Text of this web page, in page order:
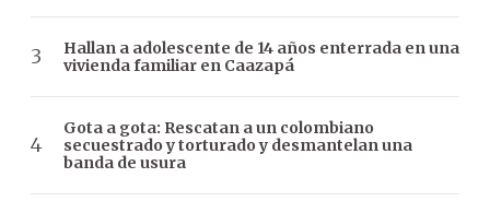
Hallan a adolescente de 14 años enterrada en una
vivienda familiar en Caazapá
Gota a gota: Rescatan a un colombiano
secuestrado y torturado y desmantelan una
banda de usura